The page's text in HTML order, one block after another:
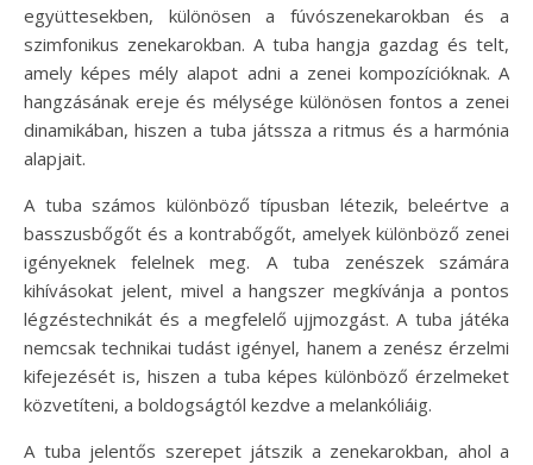
együttesekben, különösen a fúvószenekarokban és a
szimfonikus zenekarokban. A tuba hangja gazdag és telt,
amely képes mély alapot adni a zenei kompozícióknak. A
hangzásának ereje és mélysége különösen fontos a zenei
dinamikában, hiszen a tuba játssza a ritmus és a harmónia
alapjait.
A tuba számos különböző típusban létezik, beleértve a
basszusbőgőt és a kontrabőgőt, amelyek különböző zenei
igényeknek felelnek meg. A tuba zenészek számára
kihívásokat jelent, mivel a hangszer megkívánja a pontos
légzéstechnikát és a megfelelő ujjmozgást. A tuba játéka
nemcsak technikai tudást igényel, hanem a zenész érzelmi
kifejezését is, hiszen a tuba képes különböző érzelmeket
közvetíteni, a boldogságtól kezdve a melankóliáig.
A tuba jelentős szerepet játszik a zenekarokban, ahol a